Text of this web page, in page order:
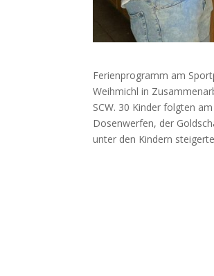
Ferienprogramm am
Weihmichl in
SCW. 30 Kinder folgten
Dosenwerfen, der
unter den Kindern